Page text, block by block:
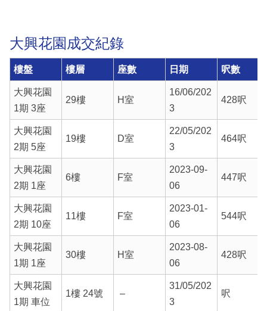
大興花園成交紀錄
樓盤 樓層 座數 日期 呎數
大興花園
1期 3座
29樓 H室
16/06/202
3
428呎
大興花園
2期 5座
19樓 D室
22/05/202
3
464呎
大興花園
2期 1座
6樓 F室
2023-09-
06
447呎
大興花園
2期 10座
11樓 F室
2023-01-
06
544呎
大興花園
1期 1座
30樓 H室
2023-08-
06
428呎
大興花園
1期 車位
1樓 24號 –
31/05/202
3
呎